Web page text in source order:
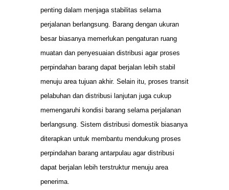
penting dalam menjaga stabilitas selama
perjalanan berlangsung. Barang dengan ukuran
besar biasanya memerlukan pengaturan ruang
muatan dan penyesuaian distribusi agar proses
perpindahan barang dapat berjalan lebih stabil
menuju area tujuan akhir. Selain itu, proses transit
pelabuhan dan distribusi lanjutan juga cukup
memengaruhi kondisi barang selama perjalanan
berlangsung. Sistem distribusi domestik biasanya
diterapkan untuk membantu mendukung proses
perpindahan barang antarpulau agar distribusi
dapat berjalan lebih terstruktur menuju area
penerima.